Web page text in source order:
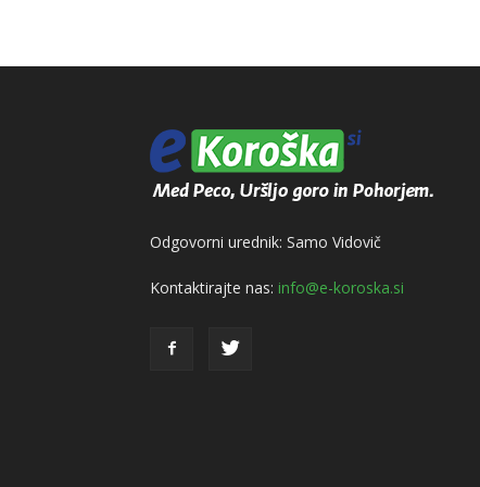
Odgovorni urednik: Samo Vidovič
Kontaktirajte nas: info@e-koroska.si